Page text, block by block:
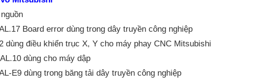
Board error dùng trong dây truyền công nghiệp
dùng điều khiển trục X, Y cho máy phay CNC Mitsubishi
dùng cho máy dập
E9 dùng trong băng tải dây truyền công nghiệp